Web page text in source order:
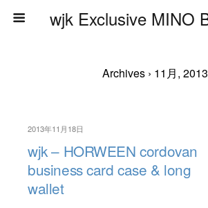
Archives › 11月, 2013
2013年11月18日
wjk – HORWEEN cordovan
business card case & long
wallet